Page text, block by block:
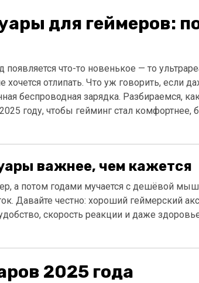
для геймеров:
что-то новенькое — то
отлипать. Что уж говорить, если
беспроводная зарядка. Разбираемся,
году, чтобы гейминг стал комфортнее,
важнее, чем кажется
а потом годами мучается с дешёвой
Давайте честно: хороший геймерский
скорость реакции и даже
2025 года